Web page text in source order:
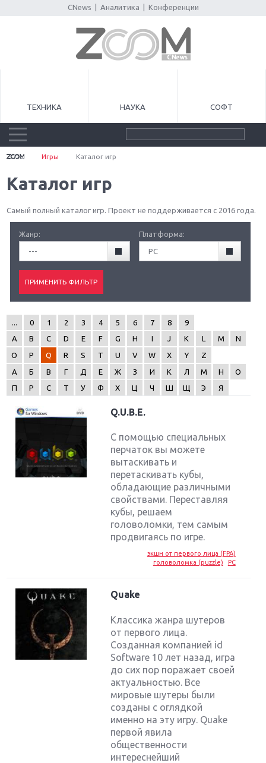
CNews Аналитика Конференции
ТЕХНИКА НАУКА СОФТ
Игры Каталог игр
Каталог игр
Самый полный каталог игр. Проект не поддерживается с 2016 года.
Жанр:
---
Платформа:
PC
0 1 2 3 4 5 6 7 8
9
A
B C D E F G H I J K L M
N
O
P Q R S T U V W X Y
Z
А
Б В Г Д Е Ж З И К Л М Н
О
П
Р С Т У Ф Х Ц Ч Ш Щ Э Я
Q.U.B.E.
С помощью специальных
перчаток вы можете
вытаскивать и
перетаскивать кубы,
обладающие различными
свойствами. Переставляя
кубы, решаем
головоломки, тем самым
продвигаясь по игре.
экшн от первого лица (FPA)
головоломка (puzzle)
PC
Quake
Классика жанра шутеров
от первого лица.
Созданная компанией id
Software 10 лет назад, игра
до сих пор поражает своей
актуальностью. Все
мировые шутеры были
созданы с оглядкой
именно на эту игру. Quake
первой явила
общественности
интереснейший